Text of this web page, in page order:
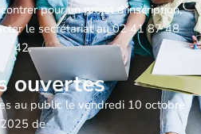
pour un projet d’inscription,
le secrétariat au 02 41 87 48
42.
ouvertes
au public le vendredi 10 octobre
2025 de